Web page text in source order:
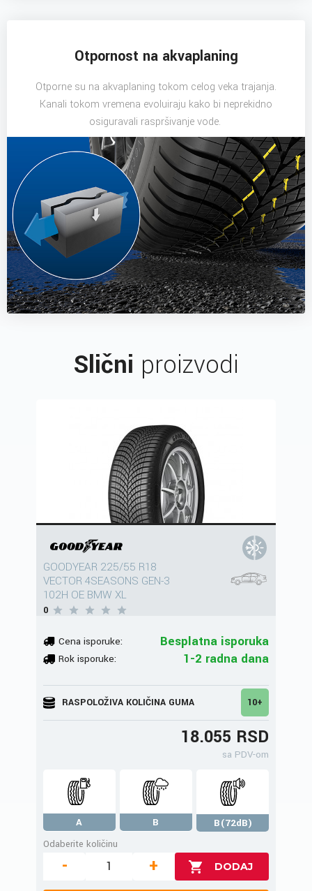
Otpornost na akvaplaning
Otporne su na akvaplaning tokom celog veka trajanja.
Kanali tokom vremena evoluiraju kako bi neprekidno
osiguravali raspršivanje vode.
Slični proizvodi
GOODYEAR 225/55 R18
VECTOR 4SEASONS GEN-3
102H OE BMW XL
0
Cena isporuke: Besplatna isporuka
Rok isporuke: 1-2 radna dana
RASPOLOŽIVA KOLIČINA GUMA 10+
18.055 RSD
sa PDV-om
A B
B(72dB)
Odaberite količinu
- +